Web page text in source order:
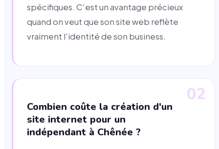
spécifiques. C'est un avantage précieux
quand on veut que son site web reflète
vraiment l'identité de son business.
02
Combien coûte la création d'un
site internet pour un
indépendant à Chênée ?